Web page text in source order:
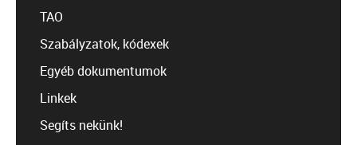
TAO
Szabályzatok, kódexek
Egyéb dokumentumok
Linkek
Segíts nekünk!